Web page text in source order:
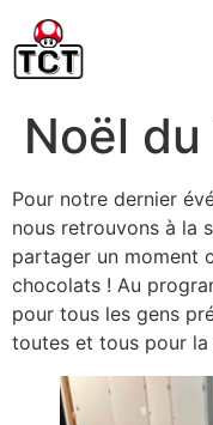
Noël
Pour notre dernier
nous retrouvons à la
partager un moment
chocolats ! Au
pour tous les gens
toutes et tous pour la